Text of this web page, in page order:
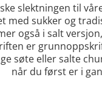
slektningen til
med sukker og
også i salt
er
søte eller salte
når du først er i